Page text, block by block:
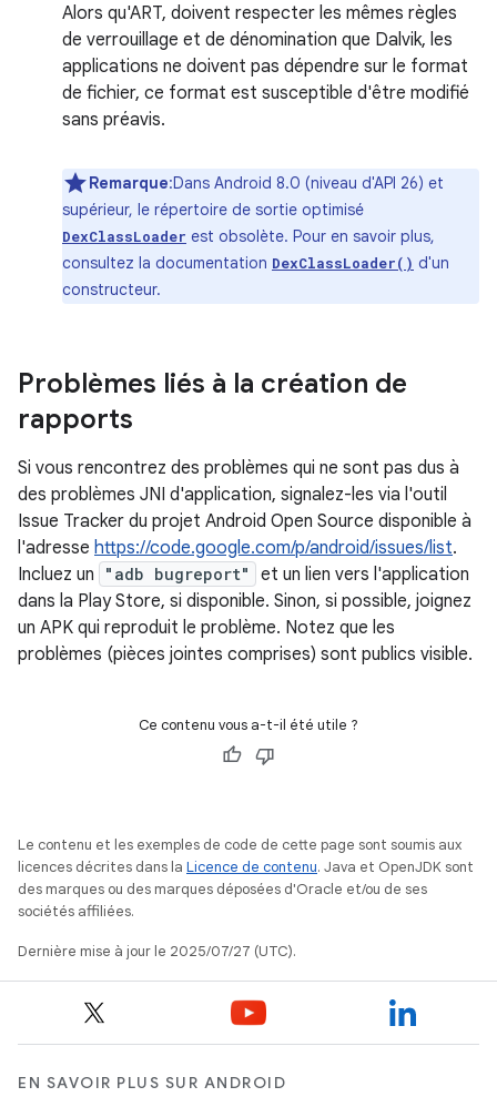
Alors qu'ART, doivent respecter les mêmes règles
de verrouillage et de dénomination que Dalvik, les
applications ne doivent pas dépendre sur le format
de fichier, ce format est susceptible d'être modifié
sans préavis.
Remarque:Dans Android 8.0 (niveau d'API 26) et
supérieur, le répertoire de sortie optimisé
DexClassLoader est obsolète. Pour en savoir plus,
consultez la documentation DexClassLoader() d'un
constructeur.
Problèmes liés à la création de
rapports
Si vous rencontrez des problèmes qui ne sont pas dus à
des problèmes JNI d'application, signalez-les via l'outil
Issue Tracker du projet Android Open Source disponible à
l'adresse https://code.google.com/p/android/issues/list.
Incluez un
"adb bugreport"
et un lien vers l'application
dans la Play Store, si disponible. Sinon, si possible, joignez
un APK qui reproduit le problème. Notez que les
problèmes (pièces jointes comprises) sont publics visible.
Ce contenu vous a-t-il été utile ?
Le contenu et les exemples de code de cette page sont soumis aux
licences décrites dans la Licence de contenu. Java et OpenJDK sont
des marques ou des marques déposées d'Oracle et/ou de ses
sociétés affiliées.
Dernière mise à jour le 2025/07/27 (UTC).
EN SAVOIR PLUS SUR ANDROID